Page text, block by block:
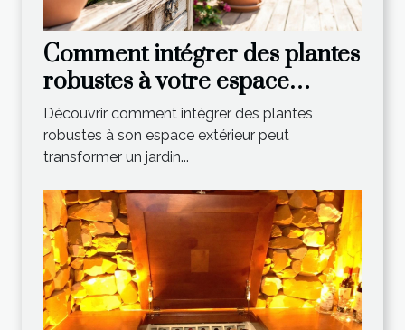
Comment intégrer des plantes
robustes à votre espace
extérieur ?
Découvrir comment intégrer des plantes
robustes à son espace extérieur peut
transformer un jardin...